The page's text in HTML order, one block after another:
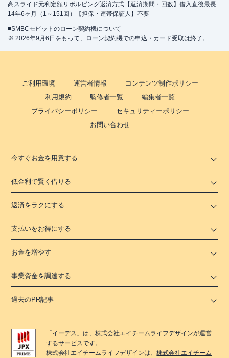
高スライド元利定額リボルビング返済方式【返済期間・回数】借入直後最長
14年6ヶ月（1～151回）【担保・連帯保証人】不要
■SMBCモビットのローン契約機について
※ 2026年9月6日をもって、ローン契約機での申込・カード受取は終了。
ご利用環境 運営者情報
コンテンツ制作ポリシー
利用規約
監修者一覧
編集者一覧
プライバシーポリシー
セキュリティーポリシー
お問い合わせ
今すぐお金を用意する
低金利で賢く借りる
返済をラクにする
支払いをお得にする
お金を増やす
事業資金を調達する
過去のPR記事
「 イーデス 」は、株式会社エイチームライフデザインが運営
するサービスです。
株式会社エイチームライフデザインは、株式会社エイチーム